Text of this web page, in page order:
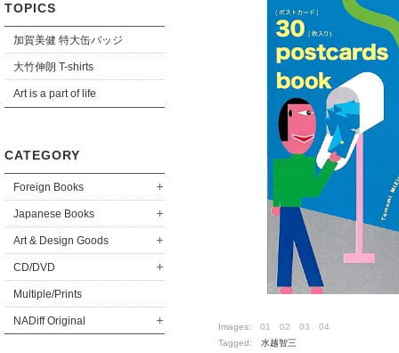
TOPICS
加賀美健 特大缶バッジ
大竹伸朗 T-shirts
Art is a part of life
CATEGORY
Foreign Books
Japanese Books
Art & Design Goods
CD/DVD
Multiple/Prints
NADiff Original Images: 01 02 03
04
Tagged: 水越智三